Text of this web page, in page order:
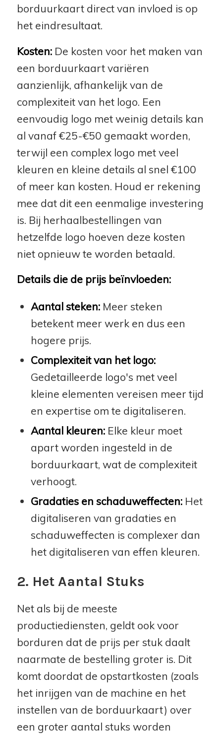
borduurkaart direct van invloed is op
het eindresultaat.
Kosten:De kosten voor het maken van
een borduurkaart variëren
aanzienlijk, afhankelijk van de
complexiteit van het logo. Een
eenvoudig logo met weinig details kan
al vanaf €25-€50 gemaakt worden,
terwijl een complex logo met veel
kleuren en kleine details al snel €100
of meer kan kosten. Houd er rekening
mee dat dit een eenmalige investering
is. Bij herhaalbestellingen van
hetzelfde logo hoeven deze kosten
niet opnieuw te worden betaald.
Details die de prijs beïnvloeden:
Aantal steken:Meer steken
betekent meer werk en dus een
hogere prijs.
Complexiteit van het logo:
Gedetailleerde logo's met veel
kleine elementen vereisen meer tijd
en expertise om te digitaliseren.
Aantal kleuren:Elke kleur moet
apart worden ingesteld in de
borduurkaart, wat de complexiteit
verhoogt.
Gradaties en schaduweffecten:Het
digitaliseren van gradaties en
schaduweffecten is complexer dan
het digitaliseren van effen kleuren.
2. Het Aantal Stuks
Net als bij de meeste
productiediensten, geldt ook voor
borduren dat de prijs per stuk daalt
naarmate de bestelling groter is. Dit
komt doordat de opstartkosten (zoals
het inrijgen van de machine en het
instellen van de borduurkaart) over
een groter aantal stuks worden